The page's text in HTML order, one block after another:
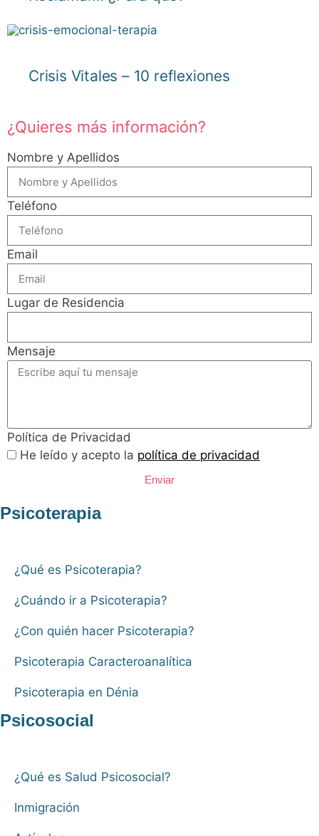
Crisis Vitales – 10 reflexiones
¿Quieres más información?
Nombre y Apellidos
Teléfono
Email
Lugar de Residencia
Mensaje
Política de Privacidad
He leído y acepto la política de privacidad
Enviar
Psicoterapia
¿Qué es Psicoterapia?
¿Cuándo ir a Psicoterapia?
¿Con quién hacer Psicoterapia?
Psicoterapia Caracteroanalítica
Psicoterapia en Dénia
Psicosocial
¿Qué es Salud Psicosocial?
Inmigración